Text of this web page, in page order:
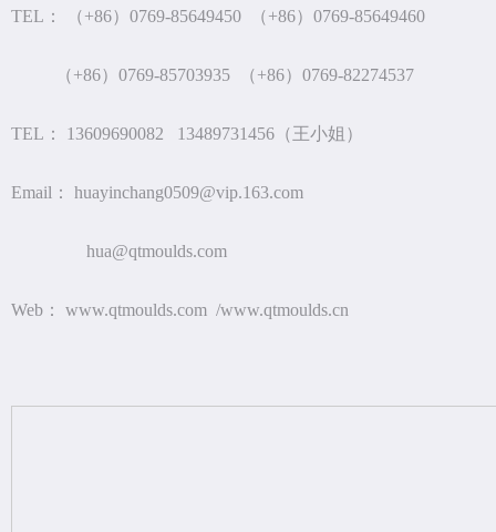
TEL： （+86）0769-85649450 （+86）0769-85649460
（+86）0769-85703935 （+86）0769-82274537
TEL： 13609690082 13489731456（王小姐）
Email： huayinchang0509@vip.163.com
hua@qtmoulds.com
Web： www.qtmoulds.com /www.qtmoulds.cn